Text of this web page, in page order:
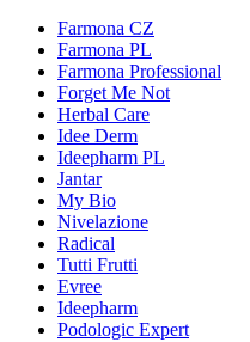
Farmona CZ
Farmona PL
Farmona Professional
Forget Me Not
Herbal Care
Idee Derm
Ideepharm PL
Jantar
My Bio
Nivelazione
Radical
Tutti Frutti
Evree
Ideepharm
Podologic Expert